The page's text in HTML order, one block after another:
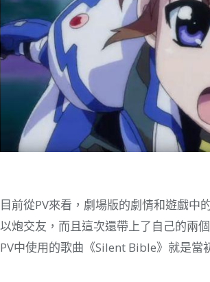
目前從PV來看，劇場版的劇情和遊戲中
以炮交友，而且這次還帶上了自己的兩
PV中使用的歌曲《Silent Bible》就是當